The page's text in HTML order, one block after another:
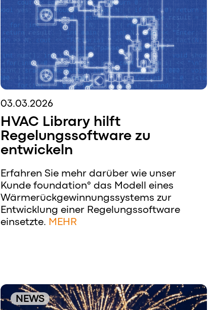
03.03.2026
HVAC Library hilft
Regelungssoftware zu
entwickeln
Erfahren Sie mehr darüber wie unser
Kunde foundation° das Modell eines
Wärmerückgewinnungssystems zur
Entwicklung einer Regelungssoftware
einsetzte. MEHR
NEWS